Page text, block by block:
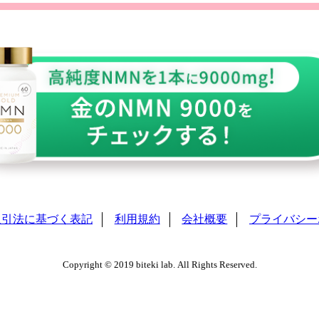
法に基づく表記 利用規約 会社概要 プライバシ
Copyright © 2019 biteki lab. All Rights Reserved.